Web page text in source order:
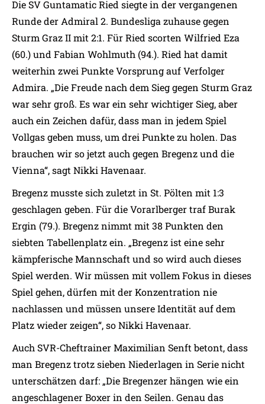
Die SV Guntamatic Ried siegte in der vergangenen
Runde der Admiral 2. Bundesliga zuhause gegen
Sturm Graz II mit 2:1. Für Ried scorten Wilfried Eza
(60.) und Fabian Wohlmuth (94.). Ried hat damit
weiterhin zwei Punkte Vorsprung auf Verfolger
Admira. „Die Freude nach dem Sieg gegen Sturm Graz
war sehr groß. Es war ein sehr wichtiger Sieg, aber
auch ein Zeichen dafür, dass man in jedem Spiel
Vollgas geben muss, um drei Punkte zu holen. Das
brauchen wir so jetzt auch gegen Bregenz und die
Vienna“, sagt Nikki Havenaar.
Bregenz musste sich zuletzt in St. Pölten mit 1:3
geschlagen geben. Für die Vorarlberger traf Burak
Ergin (79.). Bregenz nimmt mit 38 Punkten den
siebten Tabellenplatz ein. „Bregenz ist eine sehr
kämpferische Mannschaft und so wird auch dieses
Spiel werden. Wir müssen mit vollem Fokus in dieses
Spiel gehen, dürfen mit der Konzentration nie
nachlassen und müssen unsere Identität auf dem
Platz wieder zeigen“, so Nikki Havenaar.
Auch SVR-Cheftrainer Maximilian Senft betont, dass
man Bregenz trotz sieben Niederlagen in Serie nicht
unterschätzen darf: „Die Bregenzer hängen wie ein
angeschlagener Boxer in den Seilen. Genau das